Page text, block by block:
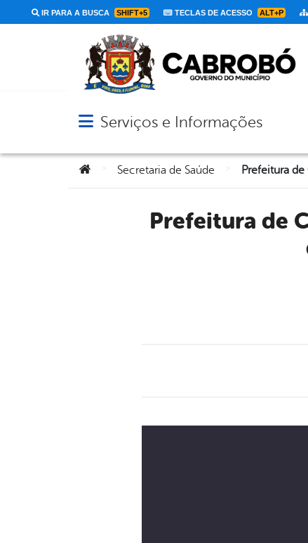
IR PARA A BUSCA SHIFT+5 TECLAS DE ACESSO ALT+P
Abrir menu principal de navegação
Serviços e Informações
Você está aqui:Secretaria de Saúde
Prefeitura de Cabrobó emite Nota de Pesar pelo falecimento